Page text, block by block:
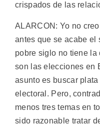
crispados de las
ALARCON: Yo no
antes que se acabe el
pobre siglo no tiene
son las elecciones en
asunto es buscar
electoral. Pero,
menos tres temas en
sido razonable tratar